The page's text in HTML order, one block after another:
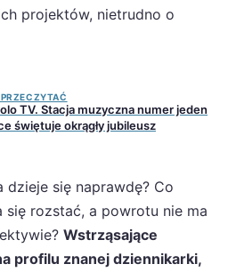
projektów, nietrudno o
TV. Stacja muzyczna numer jeden
świętuje okrągły jubileusz
się naprawdę? Co
rozstać, a powrotu nie ma
Wstrząsające
profilu znanej dziennikarki,